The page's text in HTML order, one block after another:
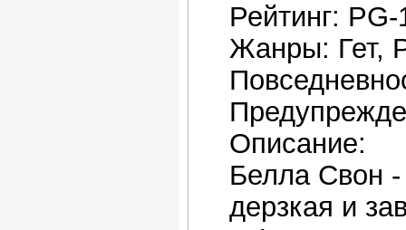
Рейтинг: PG-
Жанры: Гет,
Описание:
Белла Свон -
дерзкая и